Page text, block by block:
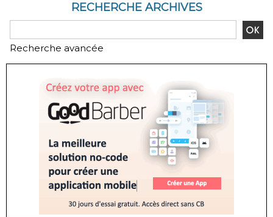
RECHERCHE ARCHIVES
Recherche avancée